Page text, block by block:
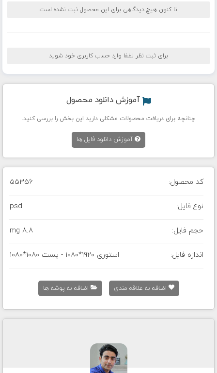
تا کنون هیچ دیدگاهی برای این محصول ثبت نشده است
برای ثبت نظر لطفا وارد حساب کاربری خود شوید
آموزش دانلود محصول
چنانچه برای دریافت محصولات مشکلی دارید این بخش را بررسی کنید.
آموزش دانلود فایل ها
کد محصول: 55356
نوع فایل: psd
حجم فایل: 8.8 mg
اندازه فایل: استوری 1920*1080 - پست 1080*1080
اضافه به علاقه مندی اضافه به پوشه ها